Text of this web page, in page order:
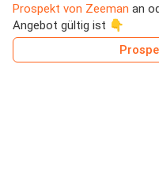
Prospekt von Zeeman an
Angebot gültig ist 👇